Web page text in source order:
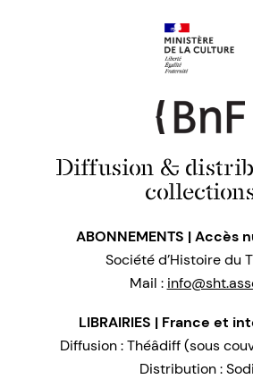
Diffusion &
ABONNEMENTS | Accès
Société d’Histoire du
Mail :
LIBRAIRIES | France et
Diffusion : Théâdiff (sous
Distribution :